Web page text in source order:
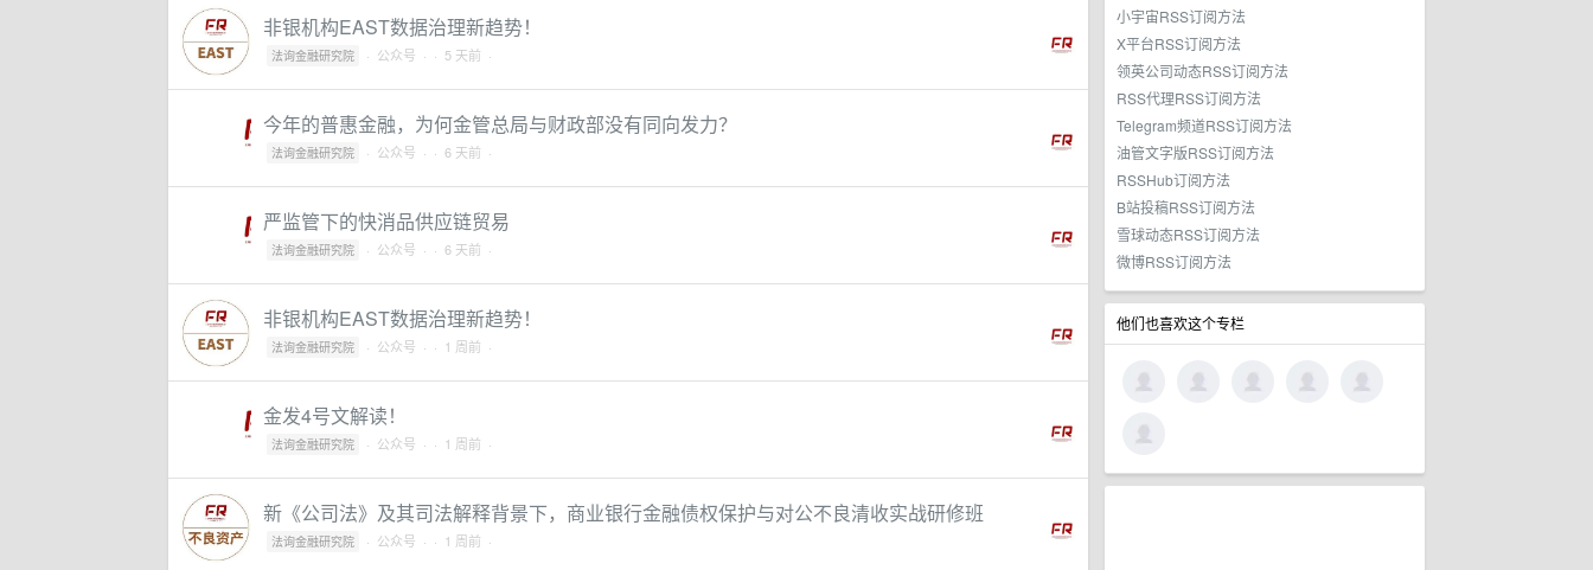
小宇宙RSS订阅方法
X平台RSS订阅方法
领英公司动态RSS订阅方法
RSS代理RSS订阅方法
Telegram频道RSS订阅方法
油管文字版RSS订阅方法
RSSHub订阅方法
B站投稿RSS订阅方法
雪球动态RSS订阅方法
微博RSS订阅方法
他们也喜欢这个专栏
非银机构EAST数据治理新趋势！
法询金融研究院 · 公众号 · · 5 天前 ·
今年的普惠金融，为何金管总局与财政部没有同向发力？
法询金融研究院 · 公众号 · · 6 天前 ·
严监管下的快消品供应链贸易
法询金融研究院 · 公众号 · · 6 天前 ·
非银机构EAST数据治理新趋势！
法询金融研究院 · 公众号 · · 1 周前 ·
金发4号文解读！
法询金融研究院 · 公众号 · · 1 周前 ·
新《公司法》及其司法解释背景下，商业银行金融债权保护与对公不良清收实战研修班
法询金融研究院 · 公众号 · · 1 周前 ·